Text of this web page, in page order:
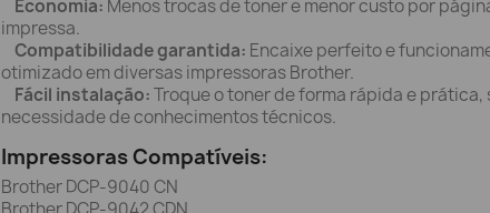
Economia: Menos trocas de toner e menor custo por
impressa.
Compatibilidade garantida: Encaixe perfeito e
otimizado em diversas impressoras Brother.
Fácil instalação:Troque o toner de forma rápida e prática,
necessidade de conhecimentos técnicos.
Impressoras Compatíveis:
Brother DCP-9040 CN